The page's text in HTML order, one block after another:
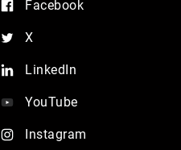
Facebook
X
LinkedIn
YouTube
Instagram